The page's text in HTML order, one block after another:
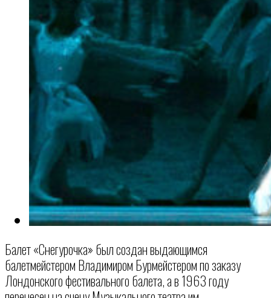
Балет «Снегурочка» был создан выдающимся
балетмейстером Владимиром Бурмейстером по заказу
Лондонского фестивального балета, а в 1963 году